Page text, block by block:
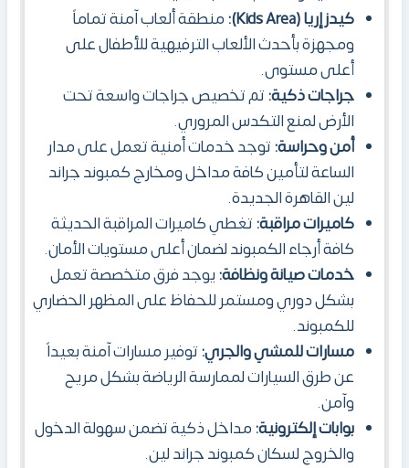
كيدز إريا (Kids Area):
منطقة ألعاب آمنة تماماً
ومجهزة بأحدث الألعاب الترفيهية للأطفال على
أعلى مستوى.
جراجات ذكية:تم تخصيص جراجات واسعة تحت
الأرض لمنع التكدس المروري.
أمن وحراسة:توجد خدمات أمنية تعمل على مدار
الساعة لتأمين كافة مداخل ومخارج كمبوند جراند
لين القاهرة الجديدة.
كاميرات مراقبة:تغطي كاميرات المراقبة الحديثة
كافة أرجاء الكمبوندلضمان أعلى مستويات الأمان.
خدمات صيانة ونظافة:يوجد فرق متخصصة تعمل
بشكل دوري ومستمر للحفاظ على المظهر الحضاري
للكمبوند.
مسارات للمشي والجري:توفير مسارات آمنة بعيداً
عن طرق السيارات لممارسة الرياضة بشكل مريح
وآمن.
بوابات إلكترونية:مداخل ذكية تضمن سهولة الدخول
والخروج لسكان كمبوند جراند لين.